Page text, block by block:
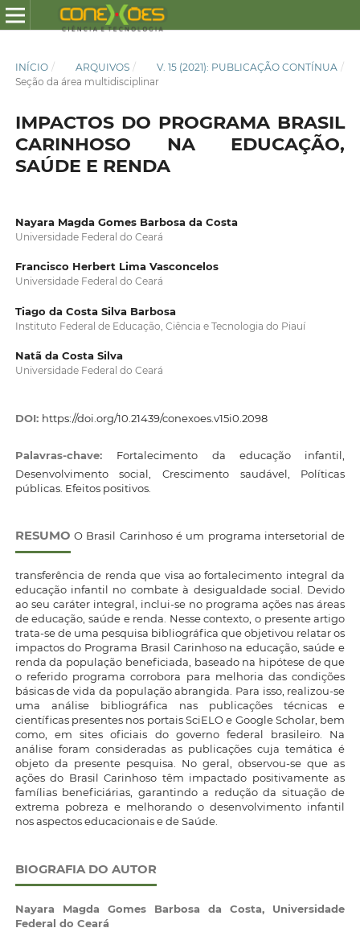
INÍCIO / ARQUIVOS / V. 15 (2021): PUBLICAÇÃO CONTÍNUA /
Seção da área multidisciplinar
IMPACTOS DO PROGRAMA BRASIL
CARINHOSO NA EDUCAÇÃO,
SAÚDE E RENDA
Nayara Magda Gomes Barbosa da Costa
Universidade Federal do Ceará
Francisco Herbert Lima Vasconcelos
Universidade Federal do Ceará
Tiago da Costa Silva Barbosa
Instituto Federal de Educação, Ciência e Tecnologia do Piauí
Natã da Costa Silva
Universidade Federal do Ceará
DOI: https://doi.org/10.21439/conexoes.v15i0.2098
Palavras-chave: Fortalecimento da educação infantil,
Desenvolvimento social, Crescimento saudável, Políticas
públicas. Efeitos positivos.
RESUMO O Brasil Carinhoso é um programa intersetorial de
transferência de renda que visa ao fortalecimento integral da
educação infantil no combate à desigualdade social. Devido
ao seu caráter integral, inclui-se no programa ações nas áreas
de educação, saúde e renda. Nesse contexto, o presente artigo
trata-se de uma pesquisa bibliográfica que objetivou relatar os
impactos do Programa Brasil Carinhoso na educação, saúde e
renda da população beneficiada, baseado na hipótese de que
o referido programa corrobora para melhoria das condições
básicas de vida da população abrangida. Para isso, realizou-se
uma análise bibliográfica nas publicações técnicas e
científicas presentes nos portais SciELO e Google Scholar, bem
como, em sites oficiais do governo federal brasileiro. Na
análise foram consideradas as publicações cuja temática é
objeto da presente pesquisa. No geral, observou-se que as
ações do Brasil Carinhoso têm impactado positivamente as
famílias beneficiárias, garantindo a redução da situação de
extrema pobreza e melhorando o desenvolvimento infantil
nos aspectos educacionais e de Saúde.
BIOGRAFIA DO AUTOR
Nayara Magda Gomes Barbosa da Costa, Universidade
Federal do Ceará